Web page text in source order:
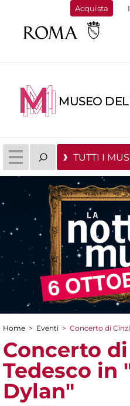
Acquista
MUSEO
TUTTI I
Tu sei qui
Home > Eventi > Concerto di
Concerto
Tedesco in
Dylan"